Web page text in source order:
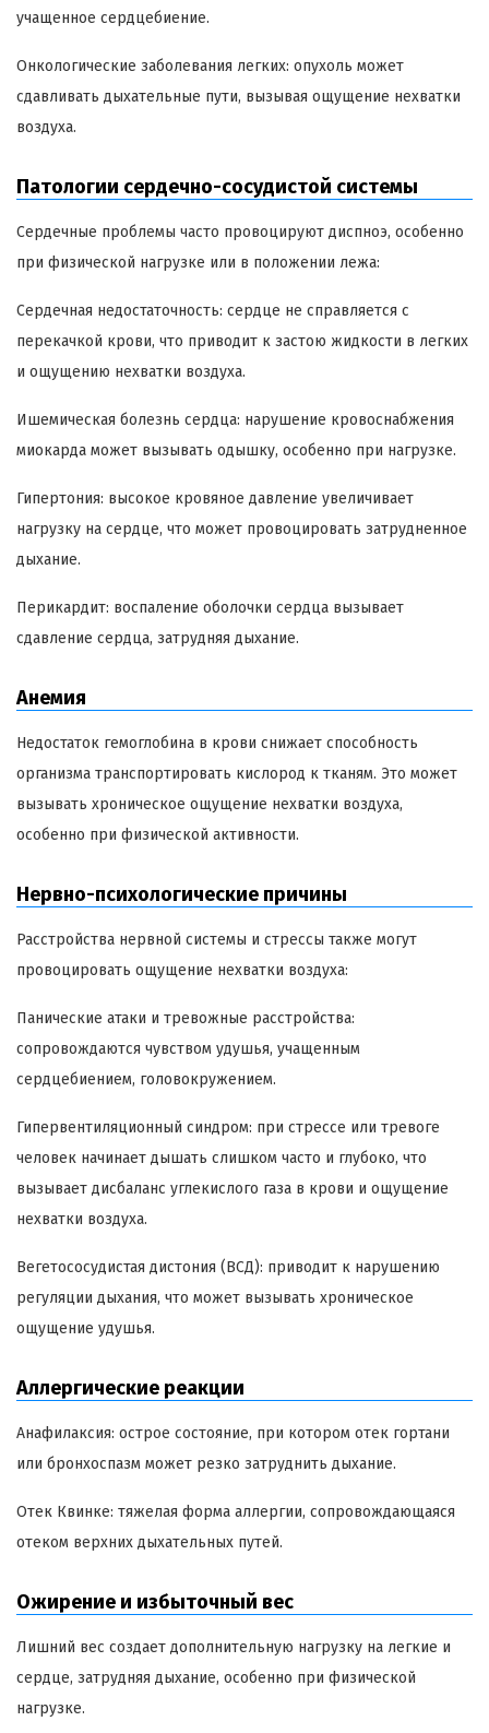
учащенное сердцебиение.
Онкологические заболевания легких: опухоль может
сдавливать дыхательные пути, вызывая ощущение нехватки
воздуха.
Патологии сердечно-сосудистой системы
Сердечные проблемы часто провоцируют диспноэ, особенно
при физической нагрузке или в положении лежа:
Сердечная недостаточность: сердце не справляется с
перекачкой крови, что приводит к застою жидкости в легких
и ощущению нехватки воздуха.
Ишемическая болезнь сердца: нарушение кровоснабжения
миокарда может вызывать одышку, особенно при нагрузке.
Гипертония: высокое кровяное давление увеличивает
нагрузку на сердце, что может провоцировать затрудненное
дыхание.
Перикардит: воспаление оболочки сердца вызывает
сдавление сердца, затрудняя дыхание.
Анемия
Недостаток гемоглобина в крови снижает способность
организма транспортировать кислород к тканям. Это может
вызывать хроническое ощущение нехватки воздуха,
особенно при физической активности.
Нервно-психологические причины
Расстройства нервной системы и стрессы также могут
провоцировать ощущение нехватки воздуха:
Панические атаки и тревожные расстройства:
сопровождаются чувством удушья, учащенным
сердцебиением, головокружением.
Гипервентиляционный синдром: при стрессе или тревоге
человек начинает дышать слишком часто и глубоко, что
вызывает дисбаланс углекислого газа в крови и ощущение
нехватки воздуха.
Вегетососудистая дистония (ВСД): приводит к нарушению
регуляции дыхания, что может вызывать хроническое
ощущение удушья.
Аллергические реакции
Анафилаксия: острое состояние, при котором отек гортани
или бронхоспазм может резко затруднить дыхание.
Отек Квинке: тяжелая форма аллергии, сопровождающаяся
отеком верхних дыхательных путей.
Ожирение и избыточный вес
Лишний вес создает дополнительную нагрузку на легкие и
сердце, затрудняя дыхание, особенно при физической
нагрузке.